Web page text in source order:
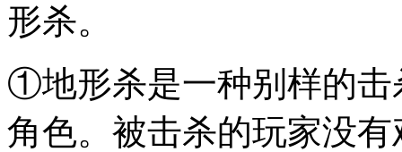
形杀。
①地形杀是一种别样的击
角色。被击杀的玩家没